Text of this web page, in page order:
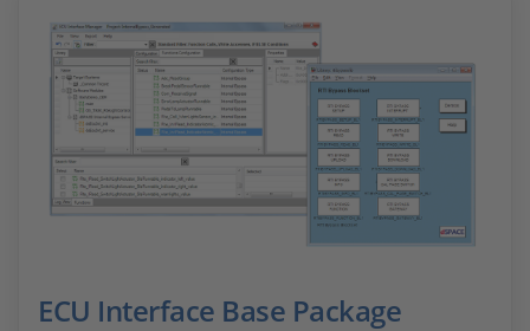
ECU Interface Base Package